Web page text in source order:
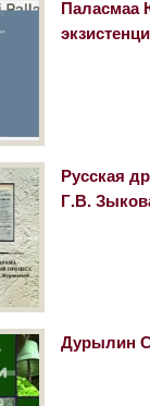
Паласмаа
Русская
Г.В.
Дурылин